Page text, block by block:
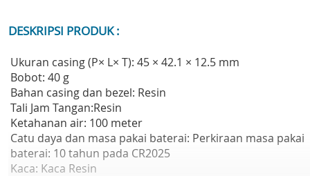
DESKRIPSI PRODUK :
Ukuran casing (P× L× T): 45 × 42.1 × 12.5 mm
Bobot: 40 g
Bahan casing dan bezel: Resin
Tali Jam Tangan:Resin
Ketahanan air: 100 meter
Catu daya dan masa pakai baterai: Perkiraan masa pakai
baterai: 10 tahun pada CR2025
Kaca: Kaca Resin